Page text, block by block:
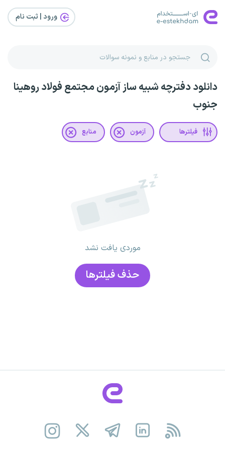
ورود | ثبت‌ نام
دانلود دفترچه شبیه ساز آزمون مجتمع فولاد روهینا
جنوب
فیلترها آزمون منابع
موردی یافت نشد
حذف فیلتر‌ها